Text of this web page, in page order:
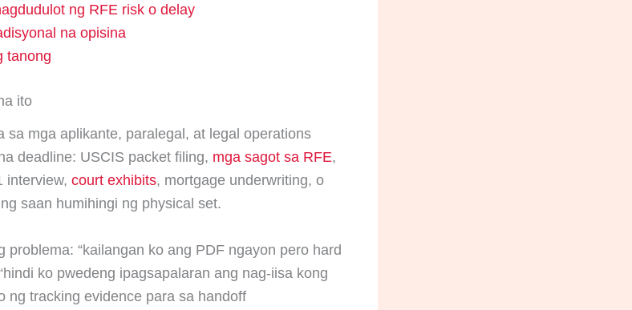
ng RFE risk o delay
na opisina
tanong
ito
sa mga aplikante, paralegal, at legal operations
deadline: USCIS packet filing, mga sagot sa RFE,
interview, court exhibits, mortgage underwriting, o
saan humihingi ng physical set.
problema: “kailangan ko ang PDF ngayon pero hard
ko pwedeng ipagsapalaran ang nag-iisa kong
ng tracking evidence para sa handoff